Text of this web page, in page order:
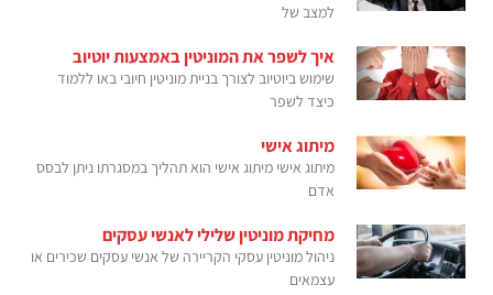
למצב של
איך לשפר את המוניטין באמצעות יוטיוב
שימוש ביוטיוב לצורך בניית מוניטין חיובי באו ללמוד
כיצד לשפר
מיתוג אישי
מיתוג אישי מיתוג אישי הוא תהליך במסגרתו ניתן לבסס
אדם
מחיקת מוניטין שלילי לאנשי עסקים
ניהול מוניטין עסקי הקריירה של אנשי עסקים שכירים או
עצמאים